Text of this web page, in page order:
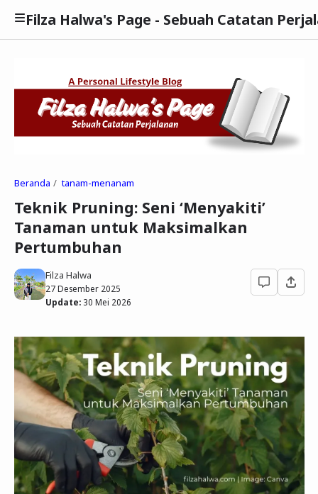
Filza Halwa's Page - Sebuah Catatan
Beranda tanam-menanam
Teknik Pruning: Seni ‘Menyakiti’
Tanaman untuk Maksimalkan
Pertumbuhan
Filza Halwa
27 Desember 2025
Update: 30 Mei 2026